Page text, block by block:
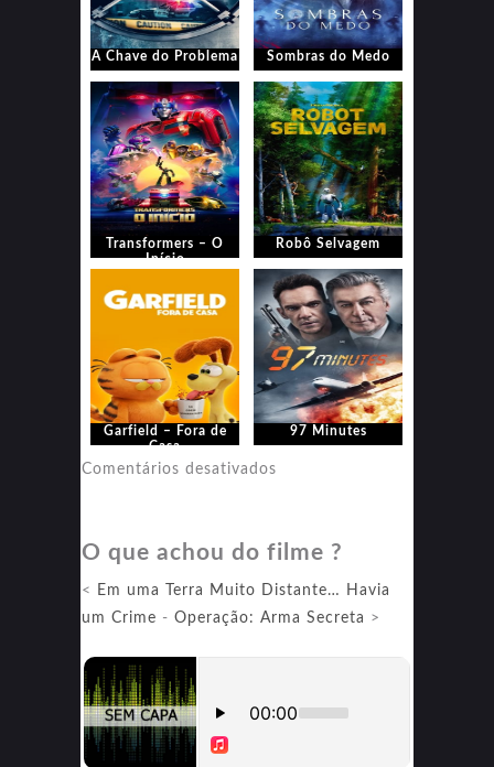
A Chave do Problema Sombras do Medo
Transformers – O
Início
Robô Selvagem
Garfield – Fora de
Casa
97 Minutes
Comentários desativados
O que achou do filme ?
<
Em uma Terra Muito Distante… Havia
um Crime - Operação: Arma Secreta >